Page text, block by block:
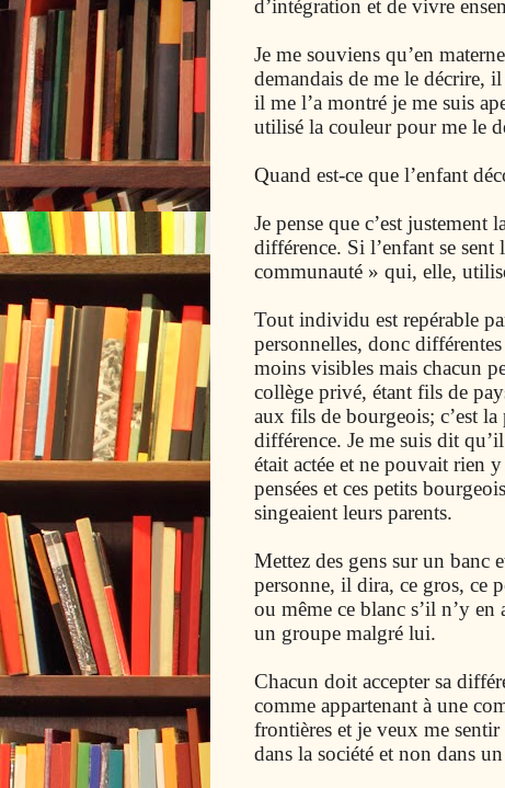
d’intégration et de vivre
Je me souviens qu’en
demandais de me le décrire,
il me l’a montré je me suis
utilisé la couleur pour me le
Quand est-ce que l’enfant
Je pense que c’est
différence. Si l’enfant se sent
communauté » qui, elle,
Tout individu est repérable
personnelles, donc
moins visibles mais chacun
collège privé, étant fils de
aux fils de bourgeois; c’est
différence. Je me suis dit
était actée et ne pouvait rien
pensées et ces petits
singeaient leurs parents.
Mettez des gens sur un banc
personne, il dira, ce gros, ce
ou même ce blanc s’il n’y
un groupe malgré lui.
Chacun doit accepter sa
comme appartenant à une
frontières et je veux me
dans la société et non dans